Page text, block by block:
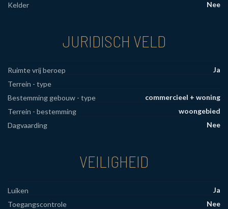
Kelder
Nee
JURIDISCH VELD
Ruimte vrij beroep
Ja
Terrein - type
Bestemming gebouw - type
commercieel + woning
Terrein - bestemming
woongebied
Dagvaarding
Nee
VEILIGHEID
Luiken
Ja
Toegangscontrole
Nee